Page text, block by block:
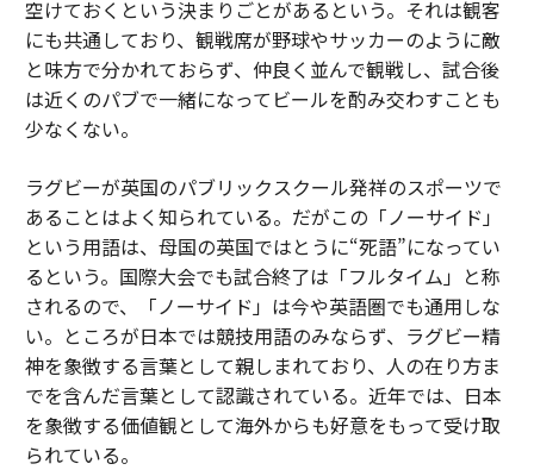
空けておくという決まりごとがあるという。それは観客
にも共通しており、観戦席が野球やサッカーのように敵
と味方で分かれておらず、仲良く並んで観戦し、試合後
は近くのパブで一緒になってビールを酌み交わすことも
少なくない。
ラグビーが英国のパブリックスクール発祥のスポーツで
あることはよく知られている。だがこの「ノーサイド」
という用語は、母国の英国ではとうに“死語”になってい
るという。国際大会でも試合終了は「フルタイム」と称
されるので、「ノーサイド」は今や英語圏でも通用しな
い。ところが日本では競技用語のみならず、ラグビー精
神を象徴する言葉として親しまれており、人の在り方ま
でを含んだ言葉として認識されている。近年では、日本
を象徴する価値観として海外からも好意をもって受け取
られている。